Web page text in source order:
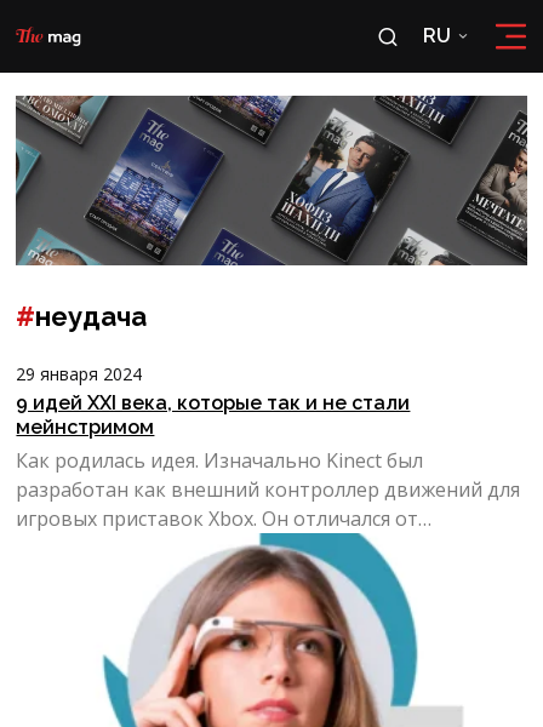
RU
RU
OʻZ
#неудача
29 января 2024
9 идей XXI века, которые так и не стали
мейнстримом
Как родилась идея. Изначально Kinect был
разработан как внешний контроллер движений для
игровых приставок Xbox. Он отличался от
конкурентов (Wii Remot...